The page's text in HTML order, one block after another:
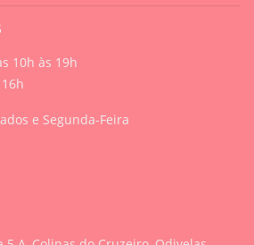
10h às 19h
e Segunda-Feira